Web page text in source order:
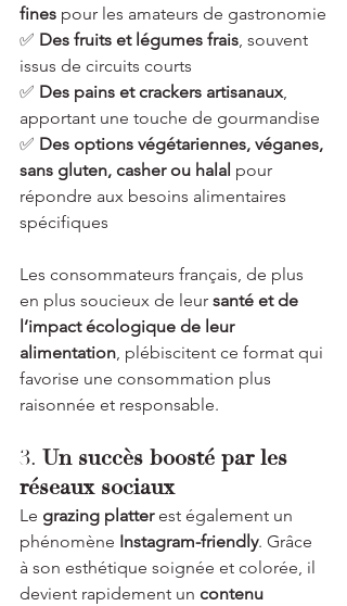
fines pour les amateurs de gastronomie
✅ Des fruits et légumes frais, souvent
issus de circuits courts
✅ Des pains et crackers artisanaux,
apportant une touche de gourmandise
✅ Des options végétariennes, véganes,
sans gluten, casher ou halal pour
répondre aux besoins alimentaires
spécifiques
Les consommateurs français, de plus
en plus soucieux de leur santé et de
l’impact écologique de leur
alimentation, plébiscitent ce format qui
favorise une consommation plus
raisonnée et responsable.
3. Un succès boosté par les
réseaux sociaux
Le grazing platter est également un
phénomène Instagram-friendly. Grâce
à son esthétique soignée et colorée, il
devient rapidement un contenu